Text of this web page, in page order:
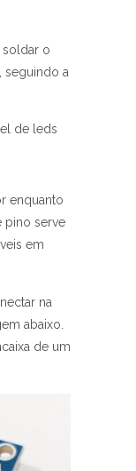
soldar o
seguindo a
de leds
enquanto
pino serve
em
na
abaixo.
de um